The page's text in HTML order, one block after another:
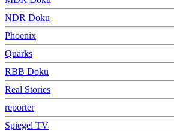
NDR Doku
Phoenix
Quarks
RBB Doku
Real Stories
reporter
Spiegel TV